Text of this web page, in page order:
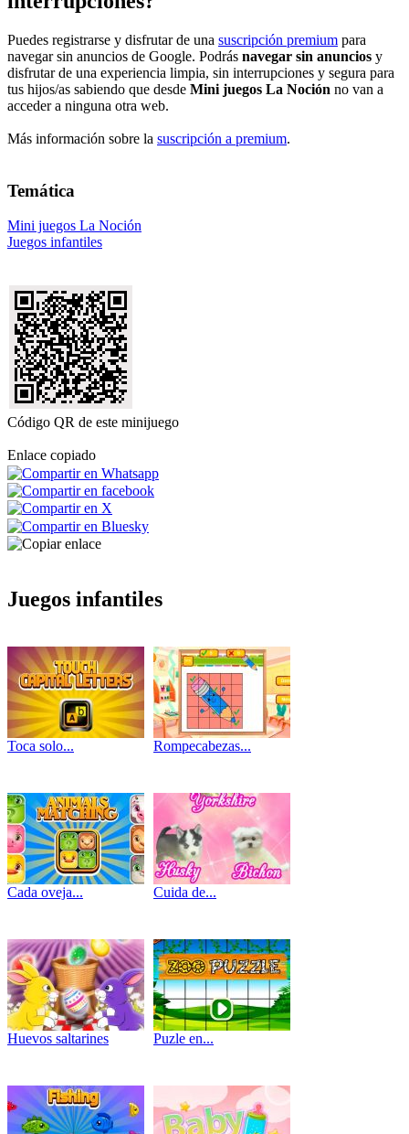
Puedes registrarse y disfrutar de una suscripción premium para
navegar sin anuncios de Google. Podrás navegar sin anuncios y
disfrutar de una experiencia limpia, sin interrupciones y segura para
tus hijos/as sabiendo que desde Mini juegos La Noción no van a
acceder a ninguna otra web.
Más información sobre la suscripción a premium.
Temática
Mini juegos La Noción
Juegos infantiles
Código QR de este minijuego
Enlace copiado
Juegos infantiles
Toca solo... Rompecabezas...
Cada oveja... Cuida de...
Huevos saltarines Puzle en...